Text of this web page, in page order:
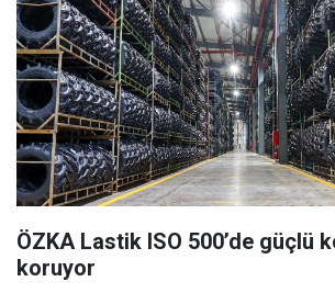
ÖZKA Lastik ISO 500’de güçlü
koruyor